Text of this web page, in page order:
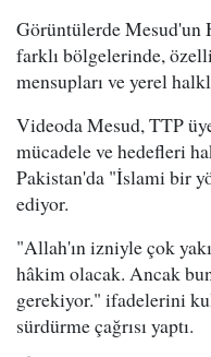
Görüntülerde Mesud'un
farklı bölgelerinde,
mensupları ve yerel
Videoda Mesud, TTP
mücadele ve hedefleri
Pakistan'da "İslami bir
ediyor.
"Allah'ın izniyle çok
hâkim olacak. Ancak
gerekiyor." ifadelerini
sürdürme çağrısı yaptı.